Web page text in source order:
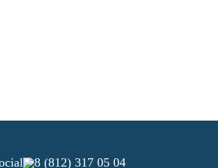
8 (812) 317 05 04